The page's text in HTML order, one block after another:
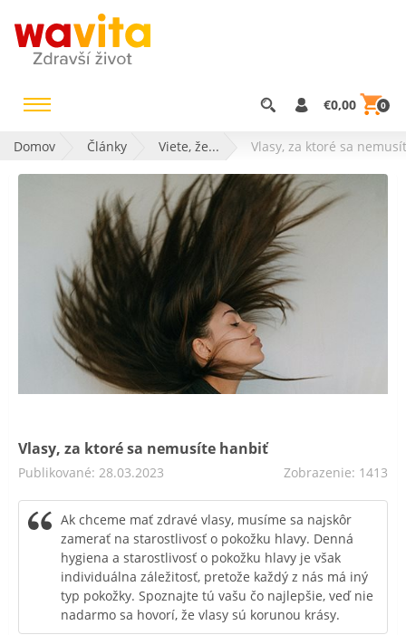
€0,00 0
Domov Články Viete, že... Vlasy, za ktoré sa
Vlasy, za ktoré sa nemusíte hanbiť
Publikované: 28.03.2023 Zobrazenie: 1413
Ak chceme mať zdravé vlasy, musíme sa najskôr
zamerať na starostlivosť o pokožku hlavy. Denná
hygiena a starostlivosť o pokožku hlavy je však
individuálna záležitosť, pretože každý z nás má iný
typ pokožky. Spoznajte tú vašu čo najlepšie, veď nie
nadarmo sa hovorí, že vlasy sú korunou krásy.